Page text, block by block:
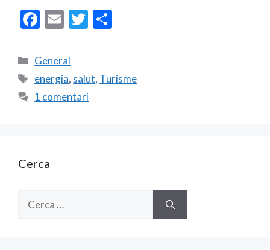
F
e
b
o
E
ai
l
T
er p
Categories
General
Etiquetes
energia, salut, Turisme
1 comentari
Cerca